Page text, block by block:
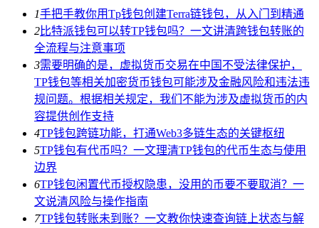
1手把手教你用Tp钱包创建Terra链钱包，从入门到精通
2比特派钱包可以转TP钱包吗？一文讲清跨钱包转账的
全流程与注意事项
3需要明确的是，虚拟货币交易在中国不受法律保护，
TP钱包等相关加密货币钱包可能涉及金融风险和违法违
规问题。根据相关规定，我们不能为涉及虚拟货币的内
容提供创作支持
4TP钱包跨链功能，打通Web3多链生态的关键枢纽
5TP钱包有代币吗？一文理清TP钱包的代币生态与使用
边界
6TP钱包闲置代币授权隐患，没用的币要不要取消？一
文说清风险与操作指南
7TP钱包转账未到账？一文教你快速查询链上状态与解